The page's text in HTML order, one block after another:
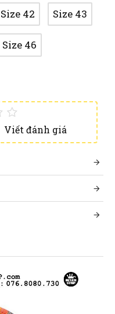
Viết đánh giá
Size 42 Size 43
Size 46